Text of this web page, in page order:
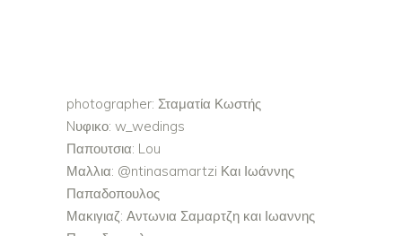
photographer: Σταματία Κωστής
Nυφικο: w_wedings
Παπουτσια: Lou
Μαλλια: @ntinasamartzi Και Ιωάννης
Παπαδοπουλος
Μακιγιαζ: Αντωνια Σαμαρτζη και Ιωαννης